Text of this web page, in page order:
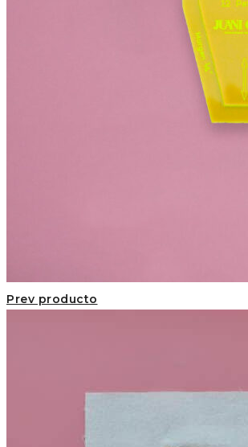
Prev producto